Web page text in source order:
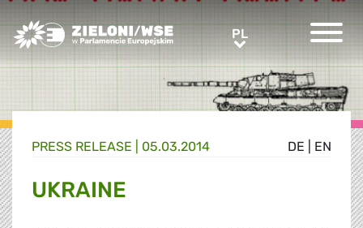
Greens/EFA Home PLPL
DE EN
PRESS RELEASE | 05.03.2014
UKRAINE